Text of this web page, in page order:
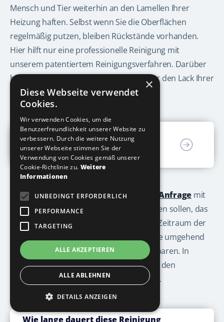
Mensch und Tier weiterhin an den Lamellen Ihrer
Heizung haften. Selbst wenn Sie die Oberflächen
regelmäßig putzen, bleiben Rückstände vorhanden.
Hier hilft nur eine professionelle Reinigung mit
unserem patentiertem Reinigungsverfahren. Darüber
hinaus, ist unser Verfahren schonend für den Lack Ihrer
Heizungen.
Wie ist der Ablauf, wenn ich bei
Ihnen eine Heizkörperreinigung
beauftragen möchte?
Am einfachsten ist es, wenn Sie uns eine Anfrage mit
Anzahl der Heizungen die gereinigt werden sollen, das
Maß der Heizung und den gewünschten Zeitraum der
Reinigung senden. Danach werden wir Sie umgehend
kontaktieren um einen Termin zu vereinbaren. In
diesem Gespräch werden wir Ihnen auch den
geschätzten zeitlichen Aufwand mitteilen.
Wie lange dauert diese Reinigung
×
Diese Webseite verwendet
Cookies.
Wir verwenden Cookies, um die
Benutzerfreundlichkeit unserer Website zu
verbessern. Durch die weitere Nutzung
unserer Webseite stimmen Sie der
Verwendung von Cookies gemäß unserer
Cookie-Richtlinie zu. Weitere
Informationen
UNBEDINGT ERFORDERLICH
PERFORMANCE
TARGETING
ALLE AKZEPTIEREN
ALLE ABLEHNEN
DETAILS ANZEIGEN